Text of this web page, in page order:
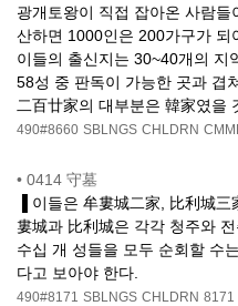
광개토왕이 직접 잡아온 사람
산하면 1000인은 200가구가 되
이들의 출신지는 30~40개의 지
58성 중 판독이 가능한 곳과 겹
二百廿家의 대부분은 韓家였을
490#8660 SBLNGS CHLDRN
• 0414 守墓
▐ 이들은 牟婁城二家, 比利城
婁城과 比利城은 각각 청주와
수십 개 성들을 모두 순회할 수
다고 보아야 한다.
490#8171 SBLNGS CHLDRN 8171